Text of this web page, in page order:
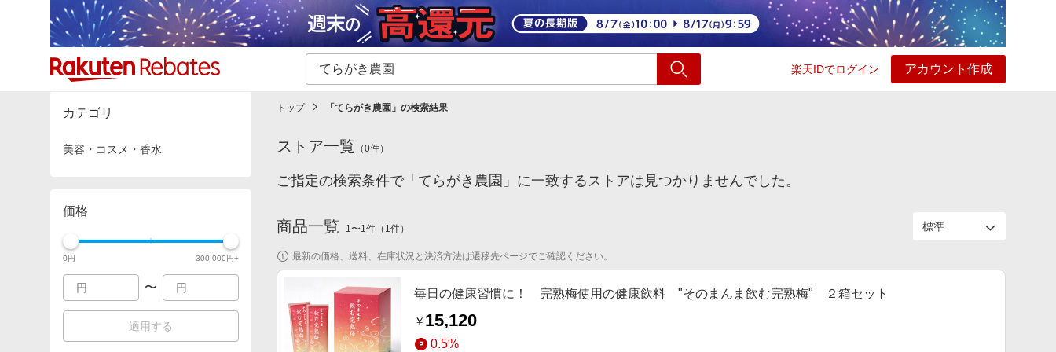
楽天IDでログイン アカウント作成
カテゴリー一覧 イベント一覧 ショッピング
カテゴリ
美容・コスメ・香水
価格
0円 300,000円+
〜
適用する
トップ 「 てらがき農園 」の検索結果
ストア一覧 （0件）
ご指定の検索条件で「てらがき農園」に一致するストアは見つかりませんでした。
商品一覧 1〜1件 （ 1件）
最新の価格、送料、在庫状況と決済方法は遷移先ページでご確認ください。
毎日の健康習慣に！ 完熟梅使用の健康飲料 "そのまんま飲む完熟梅" ２箱セット
￥ 15,120
0.5%